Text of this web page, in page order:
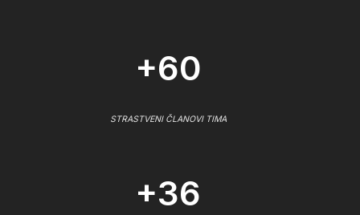
+60
STRASTVENI ČLANOVI TIMA
+36